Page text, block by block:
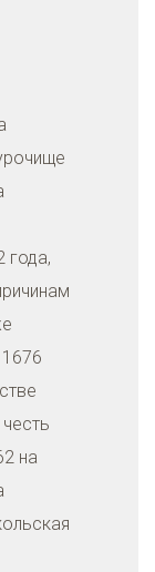
года,
на